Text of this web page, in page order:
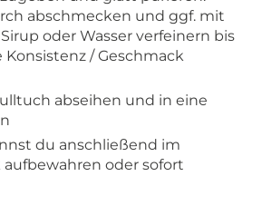
abschmecken und ggf. mit
oder Wasser verfeinern bis
/ Geschmack
abseihen und in eine
du anschließend im
aufbewahren oder sofort